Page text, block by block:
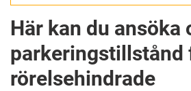
Här kan du ansöka
parkeringstillstånd
rörelsehindrade